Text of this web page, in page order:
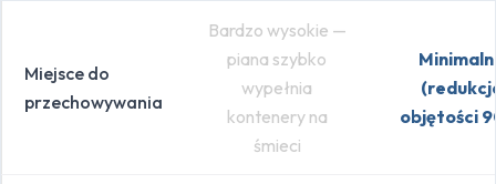
Miejsce do
przechowywania
Bardzo wysokie —
piana szybko
wypełnia
kontenery na
śmieci
objętości